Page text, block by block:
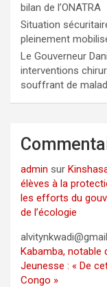
bilan de l’ONATRA
Situation
pleinement
Le Gouverneur
interventions
souffrant de
admin sur
élèves à la
les efforts du
de l’écologie
Kabamba, notable
Jeunesse : « De
Congo »